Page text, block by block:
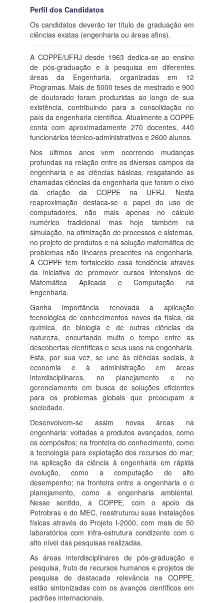
Perfil dos Candidatos
Os candidatos deverão ter título de graduação em
ciências exatas (engenharia ou áreas afins).
A COPPE/UFRJ desde 1963 dedica-se ao ensino
de pós-graduação e à pesquisa em diferentes
áreas da Engenharia, organizadas em 12
Programas. Mais de 5000 teses de mestrado e 900
de doutorado foram produzidas ao longo de sua
existência, contribuindo para a consolidação no
país da engenharia científica. Atualmente a COPPE
conta com aproximadamente 270 docentes, 440
funcionários técnico-administrativos e 2600 alunos.
Nos últimos anos vem ocorrendo mudanças
profundas na relação entre os diversos campos da
engenharia e as ciências básicas, resgatando as
chamadas ciências da engenharia que foram o eixo
da criação da COPPE na UFRJ. Nesta
reaproximação destaca-se o papel do uso de
computadores, não mais apenas no cálculo
numérico tradicional mas hoje também na
simulação, na otimização de processos e sistemas,
no projeto de produtos e na solução matemática de
problemas não lineares presentes na engenharia.
A COPPE tem fortalecido essa tendência através
da iniciativa de promover cursos intensivos de
Matemática Aplicada e Computação na
Engenharia.
Ganha importância renovada a aplicação
tecnológica de conhecimentos novos da física, da
química, de biologia e de outras ciências da
natureza, encurtando muito o tempo entre as
descobertas científicas e seus usos na engenharia.
Esta, por sua vez, se une às ciências sociais, à
economia e à administração em áreas
interdisciplinares, no planejamento e no
gerenciamento em busca de soluções eficientes
para os problemas globais que preocupam a
sociedade.
Desenvolvem-se assim novas áreas na
engenharia: voltadas a produtos avançados, como
os compósitos; na fronteira do conhecimento, como
a tecnologia para explotação dos recursos do mar;
na aplicação da ciência à engenharia em rápida
evolução, como a computação de alto
desempenho; na fronteira entre a engenharia e o
planejamento, como a engenharia ambiental.
Nesse sentido, a COPPE, com o apoio da
Petrobras e do MEC, reestruturou suas instalações
físicas através do Projeto I-2000, com mais de 50
laboratórios com infra-estrutura condizente com o
alto nível das pesquisas realizadas.
As áreas interdisciplinares de pós-graduação e
pesquisa, fruto de recursos humanos e projetos de
pesquisa de destacada relevância na COPPE,
estão sintonizadas com os avanços científicos em
padrões internacionais.